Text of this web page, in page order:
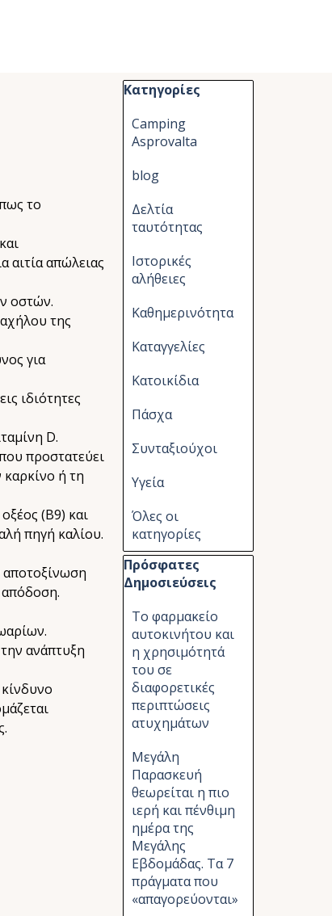
το
αιτία απώλειας
οστών.
της
για
ιδιότητες
D.
προστατεύει
ή τη
(B9) και
πηγή καλίου.
ανάπτυξη
Παράλειψη μπλόκ Κατηγορίες
Κατηγορίες
Camping
Asprovalta
blog
Δελτία
ταυτότητας
Ιστορικές
αλήθειες
Καθημερινότητα
Καταγγελίες
Κατοικίδια
Πάσχα
Συνταξιούχοι
Υγεία
Όλες οι
κατηγορίες
Παράλειψη μπλόκ Πρόσφατες
Πρόσφατες
Δημοσιεύσεις
Το φαρμακείο
αυτοκινήτου και
η χρησιμότητά
του σε
διαφορετικές
περιπτώσεις
ατυχημάτων
Μεγάλη
Παρασκευή
θεωρείται η πιο
ιερή και πένθιμη
ημέρα της
Μεγάλης
Εβδομάδας. Τα 7
πράγματα που
«απαγορεύονται»